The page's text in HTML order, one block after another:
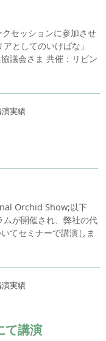
セッションに参加させ
としてのいけばな」
議会さま 共催：リビン
演実績
Orchid Show;以下
が開催され、弊社の代
てセミナーで講演しま
演実績
て講演